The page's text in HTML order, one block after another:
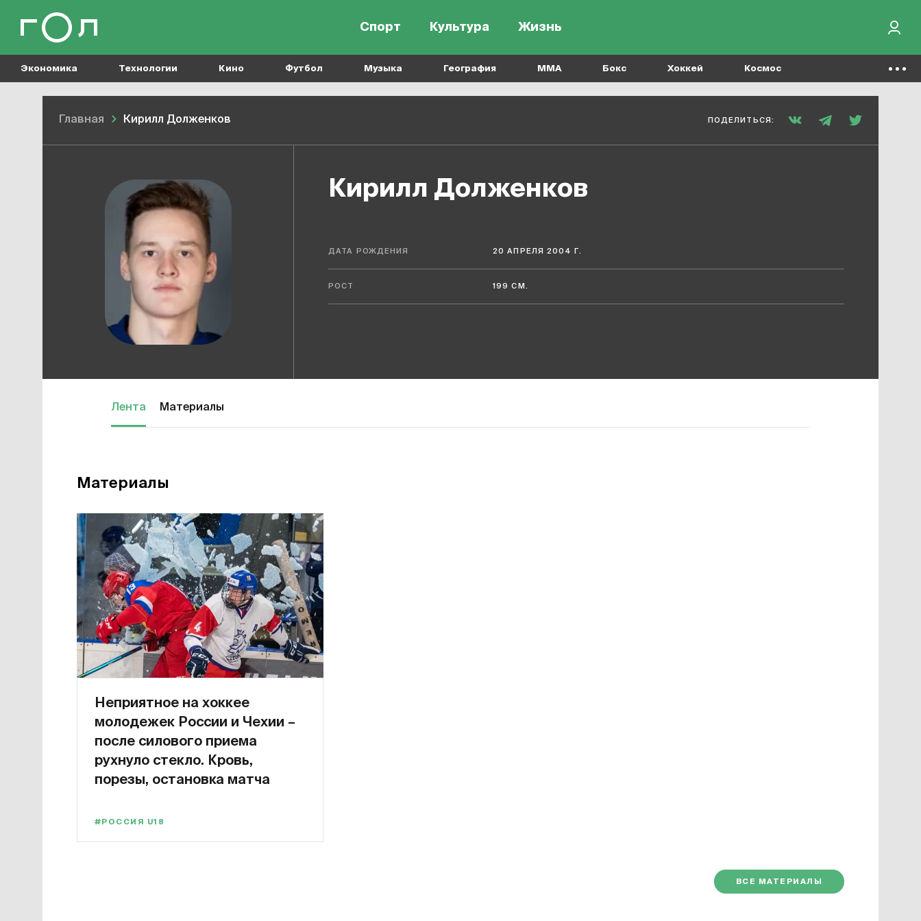
Спорт Культура Жизнь
Экономика Технологии Кино Футбол Музыка География MMA Бокс Хоккей Космос
Главная Кирилл Долженков ПОДЕЛИТЬСЯ:
Кирилл Долженков
ДАТА РОЖДЕНИЯ 20 АПРЕЛЯ 2004 Г.
РОСТ 199 СМ.
Лента Материалы
Материалы
Неприятное на хоккее
молодежек России и Чехии –
после силового приема
рухнуло стекло. Кровь,
порезы, остановка матча
#РОССИЯ U18
ВСЕ МАТЕРИАЛЫ